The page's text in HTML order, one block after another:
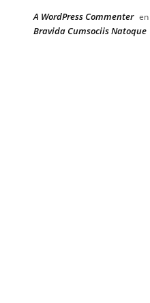
A WordPress Commenter en
Bravida Cumsociis Natoque